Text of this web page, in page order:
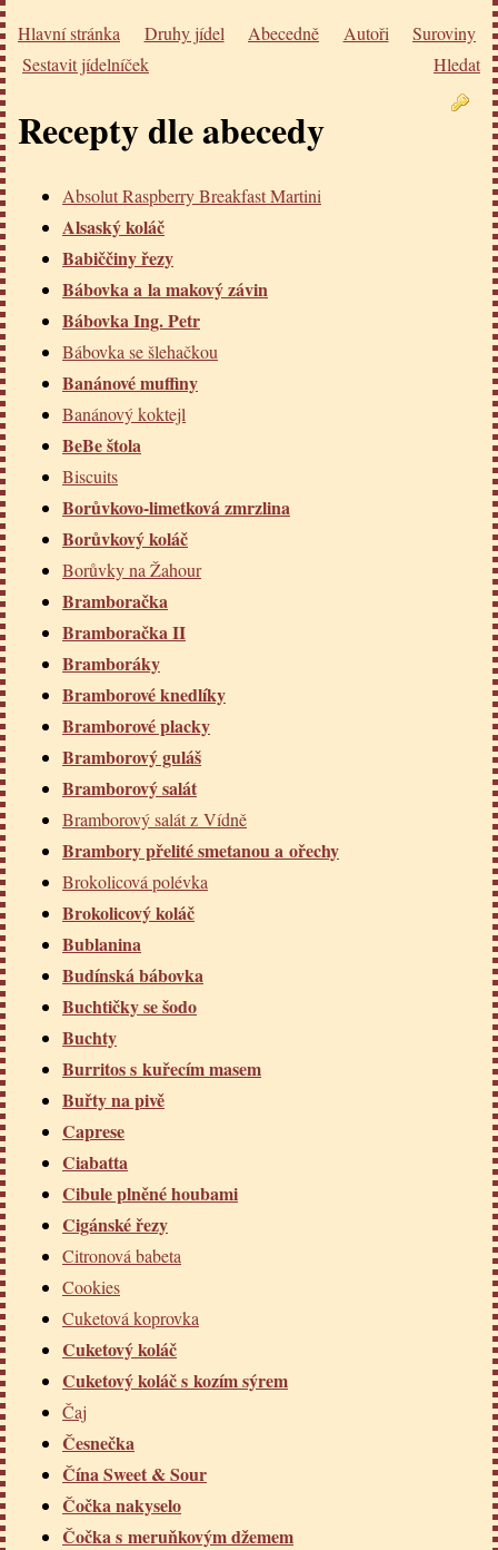
Hlavní stránka Druhy jídel Abecedně Autoři
Suroviny
Sestavit jídelníček
Hledat
Recepty dle abecedy
Absolut Raspberry Breakfast Martini
Alsaský koláč
Babiččiny řezy
Bábovka a la makový závin
Bábovka Ing. Petr
Bábovka se šlehačkou
Banánové muffiny
Banánový koktejl
BeBe štola
Biscuits
Borůvkovo-limetková zmrzlina
Borůvkový koláč
Borůvky na Žahour
Bramboračka
Bramboračka II
Bramboráky
Bramborové knedlíky
Bramborové placky
Bramborový guláš
Bramborový salát
Bramborový salát z Vídně
Brambory přelité smetanou a ořechy
Brokolicová polévka
Brokolicový koláč
Bublanina
Budínská bábovka
Buchtičky se šodo
Buchty
Burritos s kuřecím masem
Buřty na pivě
Caprese
Ciabatta
Cibule plněné houbami
Cigánské řezy
Citronová babeta
Cookies
Cuketová koprovka
Cuketový koláč
Cuketový koláč s kozím sýrem
Čaj
Česnečka
Čína Sweet & Sour
Čočka nakyselo
Čočka s meruňkovým džemem